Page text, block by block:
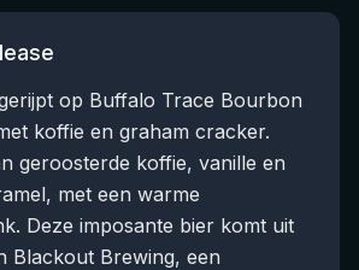
op Buffalo Trace Bourbon
koffie en graham cracker.
geroosterde koffie, vanille en
met een warme
Deze imposante bier komt uit
Blackout Brewing, een